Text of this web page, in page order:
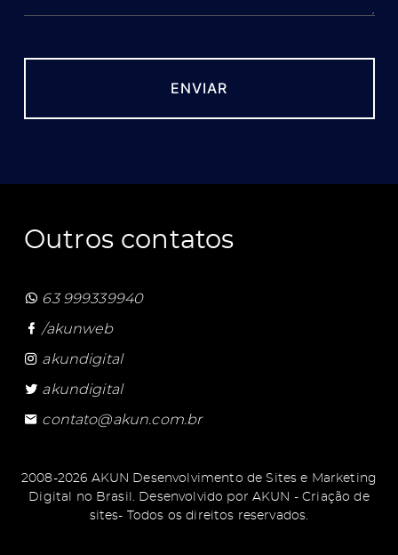
Outros contatos
63 999339940
/akunweb
akundigital
akundigital
contato@akun.com.br
2008-2026 AKUN Desenvolvimento de Sites e Marketing
Digital no Brasil. Desenvolvido porAKUN - Criação de
sites- Todos os direitos reservados.